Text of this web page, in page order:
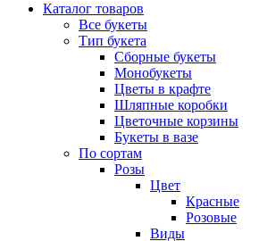
Каталог товаров
Все букеты
Тип букета
Сборные букеты
Монобукеты
Цветы в крафте
Шляпные коробки
Цветочные корзины
Букеты в вазе
По сортам
Розы
Цвет
Красные
Розовые
Виды